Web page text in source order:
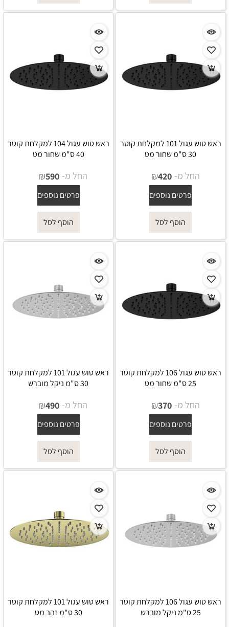
ראש טוש עגול 101 למקלחת קוטר
30 ס"מ שחור מט
החל מ- ₪420
פרטים נוספים
הוסף לסל
ראש טוש עגול 104 למקלחת קוטר
40 ס"מ שחור מט
החל מ- ₪590
פרטים נוספים
הוסף לסל
ראש טוש עגול 106 למקלחת קוטר
25 ס"מ שחור מט
החל מ- ₪370
פרטים נוספים
הוסף לסל
ראש טוש עגול 101 למקלחת קוטר
30 ס"מ ניקל מוברש
החל מ- ₪490
פרטים נוספים
הוסף לסל
ראש טוש עגול 106 למקלחת קוטר
25 ס"מ ניקל מוברש
ראש טוש עגול 101 למקלחת קוטר
30 ס"מ זהב מט